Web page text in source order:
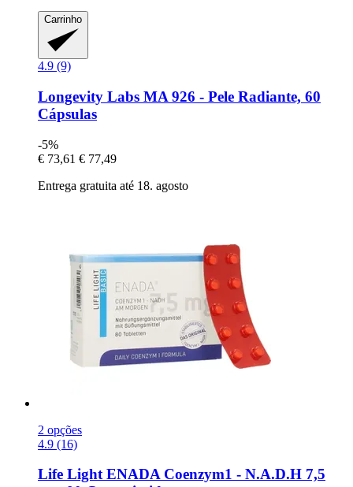
Carrinho
4.9 (9)
Longevity Labs MA 926 -​ Pele Radiante, 60
Cápsulas
-5%
€ 73,61 € 77,49
Entrega gratuita até 18. agosto
2 opções
4.9 (16)
Life LightENADA Coenzym1 -​ N.A.D.H 7,5